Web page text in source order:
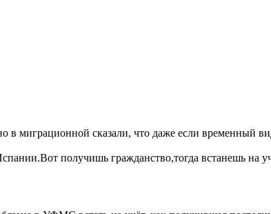
миграционной сказали, что даже если временный
получишь гражданство,тогда встанешь на